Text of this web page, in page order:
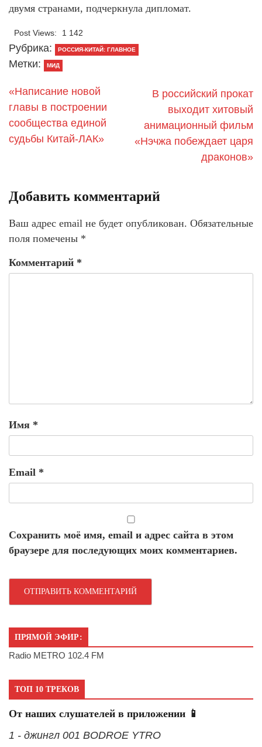
двумя странами, подчеркнула дипломат.
Post Views: 1 142
Рубрика: РОССИЯ-КИТАЙ: ГЛАВНОЕ
Метки: МИД
«Написание новой
главы в построении
сообщества единой
судьбы Китай-ЛАК»
В российский прокат
выходит хитовый
анимационный фильм
«Нэчжа побеждает царя
драконов»
Добавить комментарий
Ваш адрес email не будет опубликован. Обязательные
поля помечены *
Комментарий *
Имя *
Email *
Сохранить моё имя, email и адрес сайта в этом
браузере для последующих моих комментариев.
ПРЯМОЙ ЭФИР:
Radio METRO 102.4 FM
ТОП 10 ТРЕКОВ
От наших слушателей в приложении 📱
1 - джингл 001 BODROE YTRO